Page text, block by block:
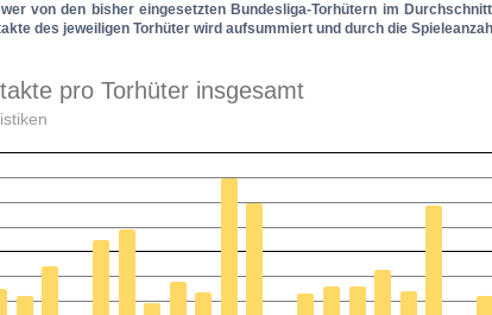
von den bisher eingesetzten Bundesliga-Torhütern im
des jeweiligen Torhüter wird aufsummiert und durch die